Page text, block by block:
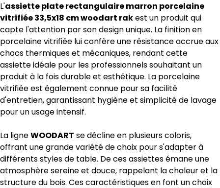
L'assiette plate rectangulaire marron porcelaine
vitrifiée 33,5x18 cm woodart rakest un produit qui
capte l'attention par son design unique. La finition en
porcelaine vitrifiée lui confère une résistance accrue aux
chocs thermiques et mécaniques, rendant cette
assiette idéale pour les professionnels souhaitant un
produit à la fois durable et esthétique. La porcelaine
vitrifiée est également connue pour sa facilité
d'entretien, garantissant hygiène et simplicité de lavage
pour un usage intensif.
La ligneWOODART se décline en plusieurs coloris,
offrant une grande variété de choix pour s'adapter à
différents styles de table. De ces assiettes émane une
atmosphère sereine et douce, rappelant la chaleur et la
structure du bois. Ces caractéristiques en font un choix